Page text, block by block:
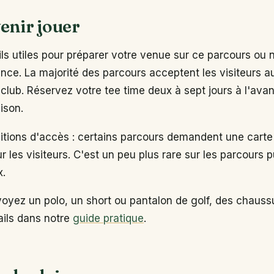
jouer
utiles pour préparer votre venue sur ce parcours ou
La majorité des parcours acceptent les visiteurs
Réservez votre tee time deux à sept jours à
d'accès : certains parcours demandent une
les visiteurs. C'est un peu plus rare sur les parcours
un polo, un short ou pantalon de golf, des
dans notre guide pratique.